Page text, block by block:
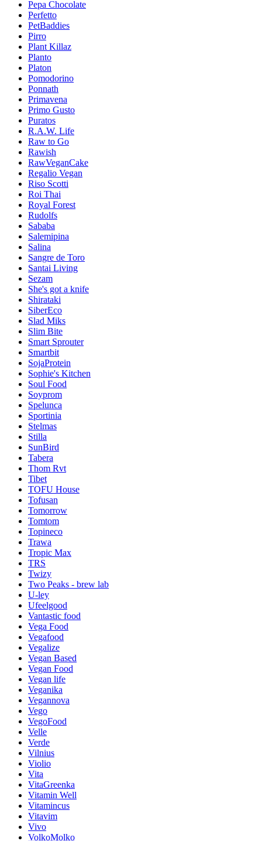
Pepa Chocolate
Perfetto
PetBaddies
Pirro
Plant Killaz
Planto
Platon
Pomodorino
Ponnath
Primavena
Primo Gusto
Puratos
R.A.W. Life
Raw to Go
Rawish
RawVeganCake
Regalio Vegan
Riso Scotti
Roi Thai
Royal Forest
Rudolfs
Sababa
Salemipina
Salina
Sangre de Toro
Santai Living
Sezam
She's got a knife
Shirataki
SiberEco
Slad Miks
Slim Bite
Smart Sprouter
Smartbit
SojaProtein
Sophie's Kitchen
Soul Food
Soyprom
Spelunca
Sportinia
Stelmas
Stilla
SunBird
Tabera
Thom Rvt
Tibet
TOFU House
Tofusan
Tomorrow
Tomtom
Topineco
Trawa
Tropic Max
TRS
Twizy
Two Peaks - brew lab
U-ley
Ufeelgood
Vantastic food
Vega Food
Vegafood
Vegalize
Vegan Based
Vegan Food
Vegan life
Veganika
Vegannova
Vego
VegoFood
Velle
Verde
Vilnius
Violio
Vita
VitaGreenka
Vitamin Well
Vitamincus
Vitavim
Vivo
VolkoMolko